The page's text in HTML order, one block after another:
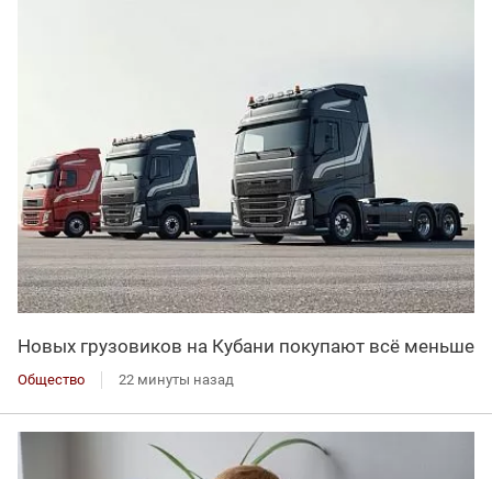
Новых грузовиков на Кубани покупают всё меньше
Общество 22 минуты назад